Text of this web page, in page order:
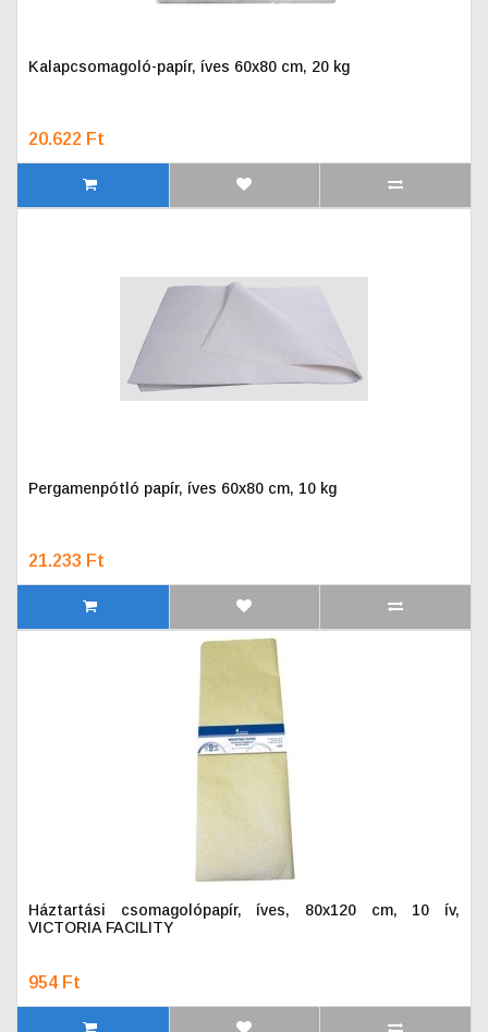
Kalapcsomagoló-papír, íves 60x80 cm, 20 kg
20.622 Ft
Pergamenpótló papír, íves 60x80 cm, 10 kg
21.233 Ft
Háztartási csomagolópapír, íves, 80x120 cm, 10 ív,
VICTORIA FACILITY
954 Ft